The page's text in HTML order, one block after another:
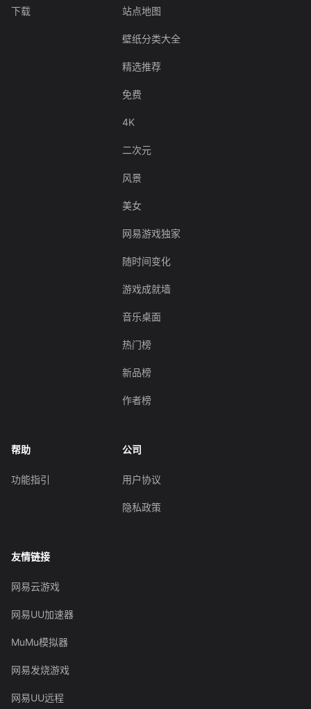
下载 站点地图
壁纸分类大全
精选推荐
免费
4K
二次元
风景
美女
网易游戏独家
随时间变化
游戏成就墙
音乐桌面
热门榜
新品榜
作者榜
帮助
功能指引
公司
用户协议
隐私政策
友情链接
网易云游戏
网易UU加速器
MuMu模拟器
网易发烧游戏
网易UU远程